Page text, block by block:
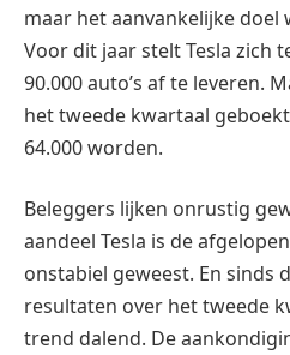
maar het aanvankelijke doel
Voor dit jaar stelt Tesla zich
90.000 auto’s af te leveren.
het tweede kwartaal
64.000 worden.
Beleggers lijken onrustig
aandeel Tesla is de
onstabiel geweest. En sinds
resultaten over het tweede
trend dalend. De